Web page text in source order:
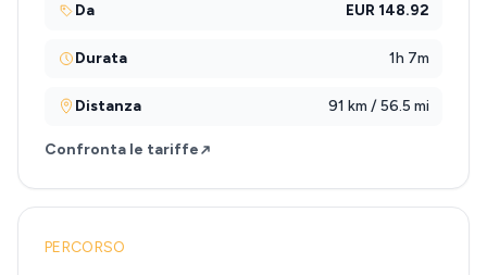
Da EUR 148.92
Durata 1h 7m
Distanza 91 km / 56.5 mi
Confronta le tariffe
PERCORSO